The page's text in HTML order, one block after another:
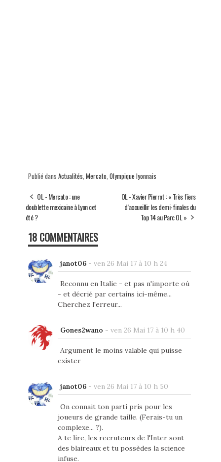
Publié dans Actualités, Mercato, Olympique lyonnais
OL - Mercato : une
doublette mexicaine à Lyon cet
été ?
OL - Xavier Pierrot : « Très fiers
d’accueillir les demi-finales du
Top 14 au Parc OL »
18 COMMENTAIRES
janot06- ven 26 Mai 17 à 10 h 24
Reconnu en Italie - et pas n'importe où
- et décrié par certains ici-même...
Cherchez l'erreur...
Gones2wano - ven 26 Mai 17 à 10 h 40
Argument le moins valable qui puisse
exister
janot06- ven 26 Mai 17 à 10 h 50
On connait ton parti pris pour les
joueurs de grande taille. (Ferais-tu un
complexe... ?).
A te lire, les recruteurs de l'Inter sont
des blaireaux et tu possèdes la science
infuse.